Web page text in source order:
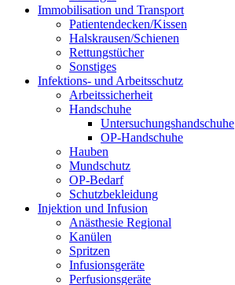
Immobilisation und Transport
Patientendecken/Kissen
Halskrausen/Schienen
Rettungstücher
Sonstiges
Infektions- und Arbeitsschutz
Arbeitssicherheit
Handschuhe
Untersuchungshandschuhe
OP-Handschuhe
Hauben
Mundschutz
OP-Bedarf
Schutzbekleidung
Injektion und Infusion
Anästhesie Regional
Kanülen
Spritzen
Infusionsgeräte
Perfusionsgeräte